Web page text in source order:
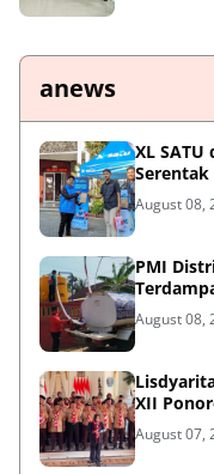
anews
XL
Serentak
August 08,
PMI
August 08,
XII
August 07,